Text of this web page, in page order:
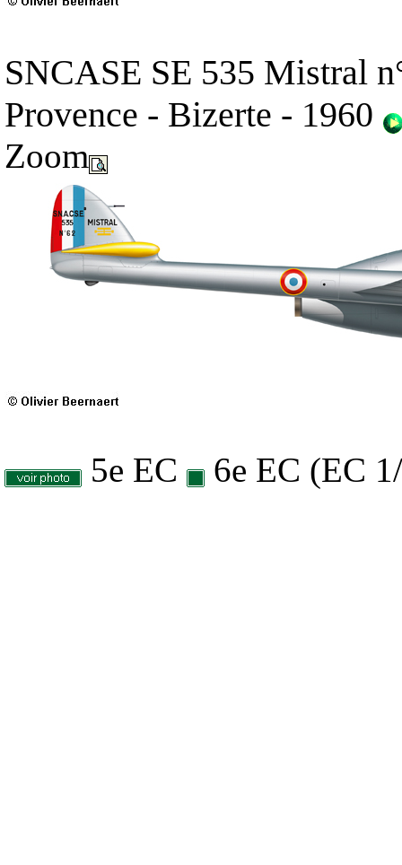
SNCASE SE 535 Mistral
Provence - Bizerte - 1960
Zoom
5e EC 6e EC (EC